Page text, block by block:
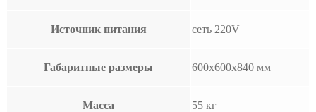
Источник питания сеть 220V
Габаритные размеры 600х600х840 мм
Масса 55 кг